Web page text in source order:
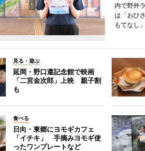
内で野外
は「おひ
もてなし
見る・遊ぶ
延岡・野口遵記念館で映画
「二宮金次郎」上映 親子割
も
食べる
日向・東郷にヨモギカフェ
「イチキ」 手摘みヨモギ使
ったワンプレートなど